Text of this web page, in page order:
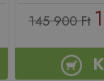
145 900 Ft